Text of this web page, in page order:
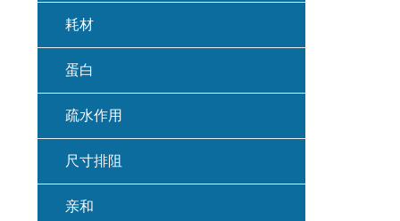
耗材
蛋白
疏水作用
尺寸排阻
亲和